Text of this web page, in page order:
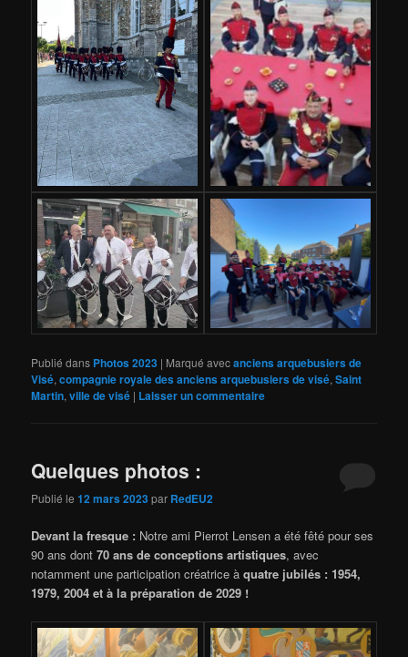
Publié dans Photos 2023 | Marqué avecanciens arquebusiers de
Visé,compagnie royale des anciens arquebusiers de visé,Saint
Martin,ville de visé | Laisser un commentaire
Quelques photos :
Publié le12 mars 2023par RedEU2
Devant la fresque : Notre ami Pierrot Lensen a été fêté pour ses
90 ans dont70 ans de conceptions artistiques, avec
notamment une participation créatrice àquatre jubilés : 1954,
1979, 2004 et à la préparation de 2029 !